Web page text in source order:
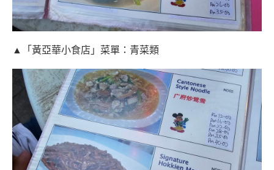
▲「黃亞華小食店」菜單：青菜類